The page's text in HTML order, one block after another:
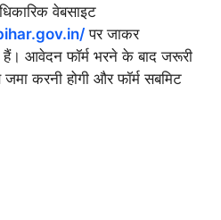
वेबसाइट
पर जाकर
आवेदन फॉर्म भरने के बाद जरूरी
करनी होगी और फॉर्म सबमिट